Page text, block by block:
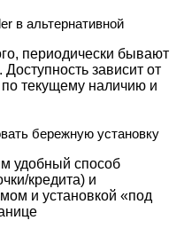
в альтернативной
периодически бывают
зависит от
текущему наличию и
бережную установку
удобный способ
кредита) и
и установкой «под